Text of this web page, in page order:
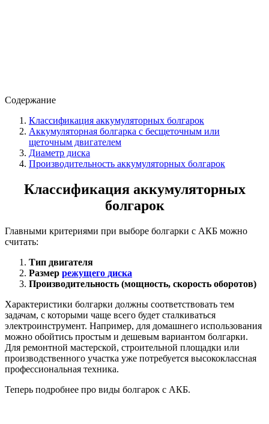
Содержание
Классификация аккумуляторных болгарок
Аккумуляторная болгарка с бесщеточным или
щеточным двигателем
Диаметр диска
Производительность аккумуляторных болгарок
Классификация аккумуляторных
болгарок
Главными критериями при выборе болгарки с АКБ можно
считать:
Тип двигателя
Размер режущего диска
Производительность (мощность, скорость оборотов)
Характеристики болгарки должны соответствовать тем
задачам, с которыми чаще всего будет сталкиваться
электроинструмент. Например, для домашнего использования
можно обойтись простым и дешевым вариантом болгарки.
Для ремонтной мастерской, строительной площадки или
производственного участка уже потребуется высококлассная
профессиональная техника.
Теперь подробнее про виды болгарок с АКБ.